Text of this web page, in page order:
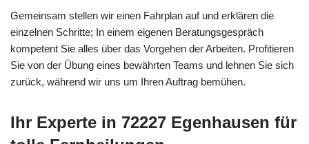
Gemeinsam stellen wir einen Fahrplan auf und erklären die
einzelnen Schritte; In einem eigenen Beratungsgespräch
kompetent Sie alles über das Vorgehen der Arbeiten. Profitieren
Sie von der Übung eines bewährten Teams und lehnen Sie sich
zurück, während wir uns um Ihren Auftrag bemühen.
Ihr Experte in 72227 Egenhausen für